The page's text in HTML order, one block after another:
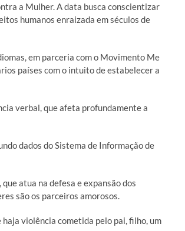
a Mulher. A data busca conscientizar
humanos enraizada em séculos de
em parceria com o Movimento Me
países com o intuito de estabelecer a
verbal, que afeta profundamente a
dados do Sistema de Informação de
atua na defesa e expansão dos
são os parceiros amorosos.
violência cometida pelo pai, filho, um